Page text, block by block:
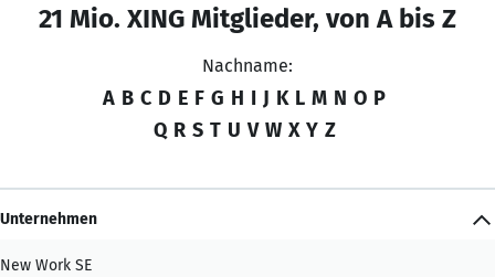
21 Mio. XING Mitglieder, von A bis Z
Nachname:
A B C D E F G H I J K L M N O P
Q R S T U V W X Y Z
Unternehmen
New Work SE